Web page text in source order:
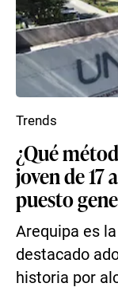
¿Qué
joven de
puesto
Arequipa es
destacado
historia por
Trends